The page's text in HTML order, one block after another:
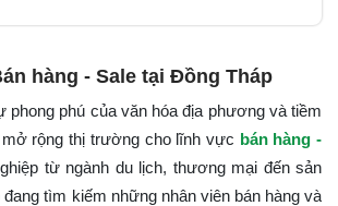
hàng - Sale tại Đồng Tháp
phong phú của văn hóa địa phương và tiềm
mở rộng thị trường cho lĩnh vực bán hàng -
từ ngành du lịch, thương mại đến sản
tìm kiếm những nhân viên bán hàng và